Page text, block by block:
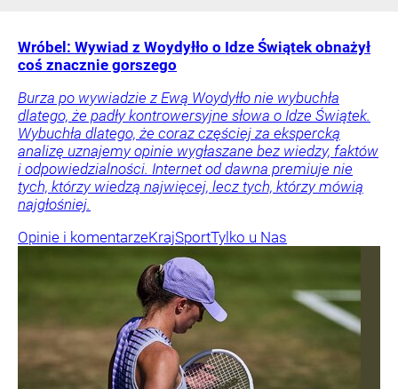
Wróbel: Wywiad z Woydyłło o Idze Świątek obnażył
coś znacznie gorszego
Burza po wywiadzie z Ewą Woydyłło nie wybuchła
dlatego, że padły kontrowersyjne słowa o Idze Świątek.
Wybuchła dlatego, że coraz częściej za ekspercką
analizę uznajemy opinie wygłaszane bez wiedzy, faktów
i odpowiedzialności. Internet od dawna premiuje nie
tych, którzy wiedzą najwięcej, lecz tych, którzy mówią
najgłośniej.
Opinie i komentarzeKrajSportTylko u Nas